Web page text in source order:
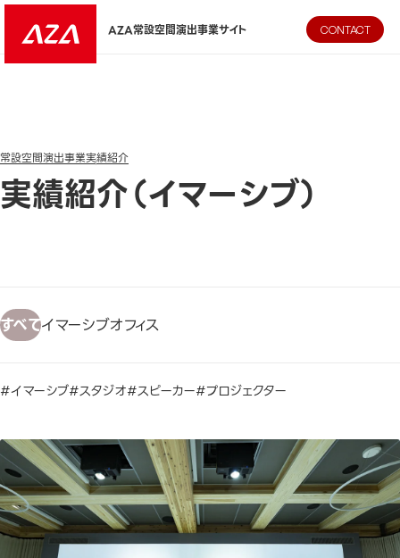
AZA CORPORATION（株式会社エージーエーコーポレーショ
AZA常設空間演出事業サイト CONTACT
常設空間演出事業実績紹介
実績紹介（イマーシブ）
すべてイマーシブオフィス
#イマーシブ#スタジオ#スピーカー#プロジェクター
オフィスラウンジのイマーシブ設備施工